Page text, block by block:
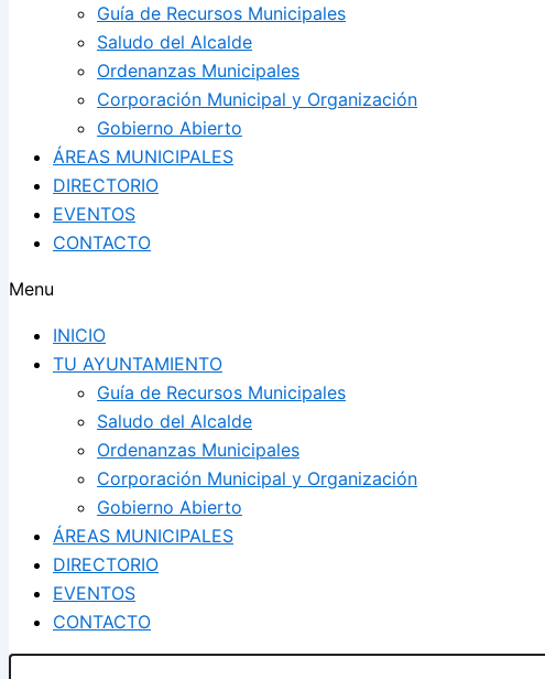
Guía de Recursos Municipales
Saludo del Alcalde
Ordenanzas Municipales
Corporación Municipal y Organización
Gobierno Abierto
ÁREAS MUNICIPALES
DIRECTORIO
EVENTOS
CONTACTO
Menu
INICIO
TU AYUNTAMIENTO
Guía de Recursos Municipales
Saludo del Alcalde
Ordenanzas Municipales
Corporación Municipal y Organización
Gobierno Abierto
ÁREAS MUNICIPALES
DIRECTORIO
EVENTOS
CONTACTO